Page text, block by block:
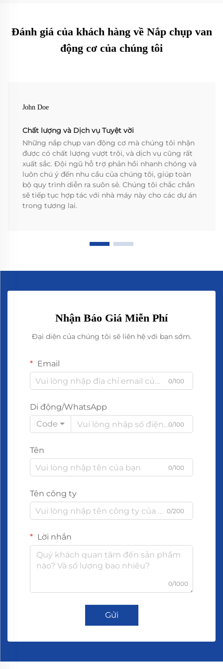
Đánh giá của khách hàng về Nắp chụp van
động cơ của chúng tôi
John Doe
Chất lượng và Dịch vụ Tuyệt vời
Những nắp chụp van động cơ mà chúng tôi nhận
được có chất lượng vượt trội, và dịch vụ cũng rất
xuất sắc. Đội ngũ hỗ trợ phản hồi nhanh chóng và
luôn chú ý đến nhu cầu của chúng tôi, giúp toàn
bộ quy trình diễn ra suôn sẻ. Chúng tôi chắc chắn
sẽ tiếp tục hợp tác với nhà máy này cho các dự án
trong tương lai.
Nhận Báo Giá Miễn Phí
Đại diện của chúng tôi sẽ liên hệ với bạn sớm.
Email
0/100
Di động/WhatsApp
Code
0/100
Tên
0/100
Tên công ty
0/200
Lời nhắn
0/1000
Gửi